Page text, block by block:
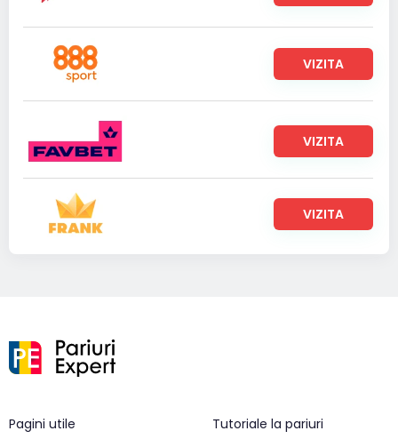
VIZITA
VIZITA
VIZITA
Pagini utile
Tutoriale la pariuri